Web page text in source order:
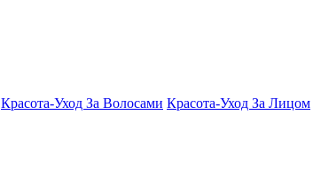
Красота-Уход За Волосами Красота-Уход За Лицом